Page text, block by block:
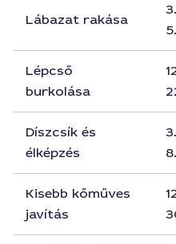
Lábazat rakása
Lépcső
burkolása
Díszcsík és
élképzés
Kisebb kőműves
javítás